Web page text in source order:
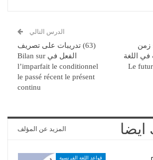
زمن
في اللغة
الدرس التالي
(63) تدريبات على تصريف
الفعل في Bilan sur
l’imparfait le conditionnel
le passé récent le présent
continu
ايضا المزيد عن المؤلف
قواعد اللغة الفرنسية